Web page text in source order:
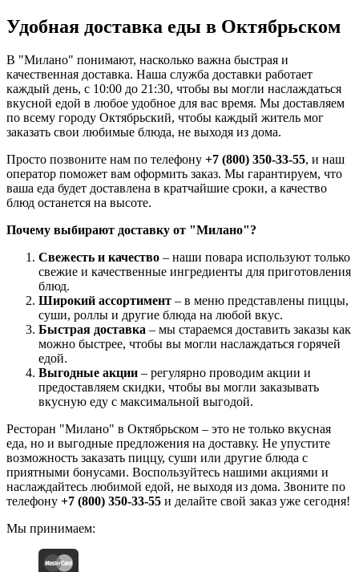
Удобная доставка еды в Октябрьском
В "Милано" понимают, насколько важна быстрая и
качественная доставка. Наша служба доставки работает
каждый день, с 10:00 до 21:30, чтобы вы могли наслаждаться
вкусной едой в любое удобное для вас время. Мы доставляем
по всему городу Октябрьский, чтобы каждый житель мог
заказать свои любимые блюда, не выходя из дома.
Просто позвоните нам по телефону +7 (800) 350-33-55, и наш
оператор поможет вам оформить заказ. Мы гарантируем, что
ваша еда будет доставлена в кратчайшие сроки, а качество
блюд останется на высоте.
Почему выбирают доставку от "Милано"?
Свежесть и качество – наши повара используют только
свежие и качественные ингредиенты для приготовления
блюд.
Широкий ассортимент – в меню представлены пиццы,
суши, роллы и другие блюда на любой вкус.
Быстрая доставка – мы стараемся доставить заказы как
можно быстрее, чтобы вы могли наслаждаться горячей
едой.
Выгодные акции – регулярно проводим акции и
предоставляем скидки, чтобы вы могли заказывать
вкусную еду с максимальной выгодой.
Ресторан "Милано" в Октябрьском – это не только вкусная
еда, но и выгодные предложения на доставку. Не упустите
возможность заказать пиццу, суши или другие блюда с
приятными бонусами. Воспользуйтесь нашими акциями и
наслаждайтесь любимой едой, не выходя из дома. Звоните по
телефону +7 (800) 350-33-55 и делайте свой заказ уже сегодня!
Мы принимаем: